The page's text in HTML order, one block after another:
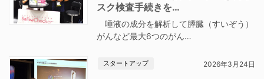
スク検査手続きを…
唾液の成分を解析して膵臓（すいぞう）
がんなど最大6つのがん…
スタートアップ 2026年3月24日